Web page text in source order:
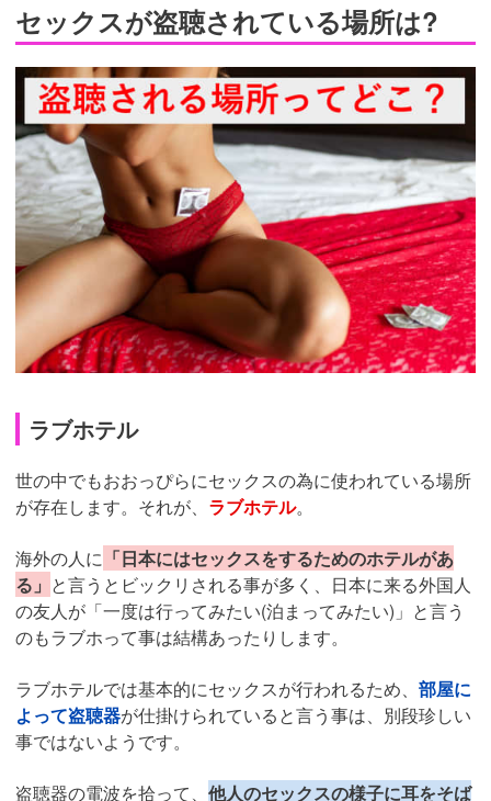
セックスが盗聴されている場所は?
ラブホテル
世の中でもおおっぴらにセックスの為に使われている場所
が存在します。それが、 ラブホテル。
海外の人に 「日本にはセックスをするためのホテルがあ
る」 と言うとビックリされる事が多く、日本に来る外国人
の友人が「一度は行ってみたい(泊まってみたい)」と言う
のもラブホって事は結構あったりします。
ラブホテルでは基本的にセックスが行われるため、 部屋に
よって盗聴器が仕掛けられていると言う事は、別段珍しい
事ではないようです。
盗聴器の電波を拾って、 他人のセックスの様子に耳をそば